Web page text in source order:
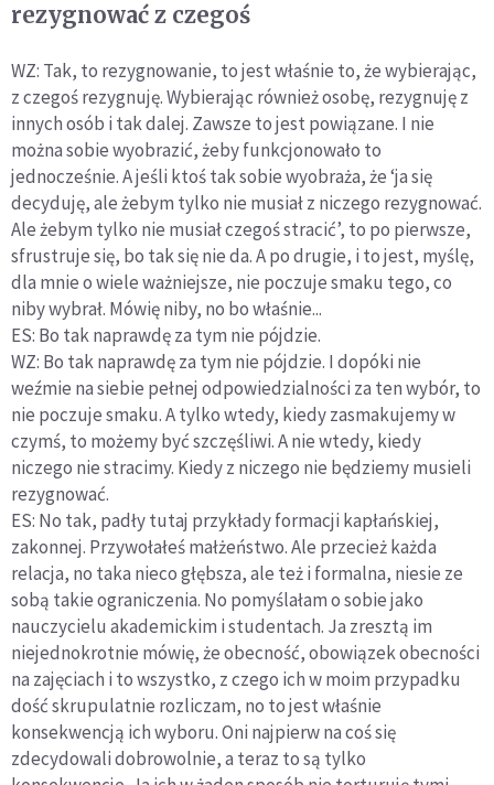
rezygnować z czegoś
WZ: Tak, to rezygnowanie, to jest właśnie to, że wybierając,
z czegoś rezygnuję. Wybierając również osobę, rezygnuję z
innych osób i tak dalej. Zawsze to jest powiązane. I nie
można sobie wyobrazić, żeby funkcjonowało to
jednocześnie. A jeśli ktoś tak sobie wyobraża, że ‘ja się
decyduję, ale żebym tylko nie musiał z niczego rezygnować.
Ale żebym tylko nie musiał czegoś stracić’, to po pierwsze,
sfrustruje się, bo tak się nie da. A po drugie, i to jest, myślę,
dla mnie o wiele ważniejsze, nie poczuje smaku tego, co
niby wybrał. Mówię niby, no bo właśnie...
ES: Bo tak naprawdę za tym nie pójdzie.
WZ: Bo tak naprawdę za tym nie pójdzie. I dopóki nie
weźmie na siebie pełnej odpowiedzialności za ten wybór, to
nie poczuje smaku. A tylko wtedy, kiedy zasmakujemy w
czymś, to możemy być szczęśliwi. A nie wtedy, kiedy
niczego nie stracimy. Kiedy z niczego nie będziemy musieli
rezygnować.
ES: No tak, padły tutaj przykłady formacji kapłańskiej,
zakonnej. Przywołałeś małżeństwo. Ale przecież każda
relacja, no taka nieco głębsza, ale też i formalna, niesie ze
sobą takie ograniczenia. No pomyślałam o sobie jako
nauczycielu akademickim i studentach. Ja zresztą im
niejednokrotnie mówię, że obecność, obowiązek obecności
na zajęciach i to wszystko, z czego ich w moim przypadku
dość skrupulatnie rozliczam, no to jest właśnie
konsekwencją ich wyboru. Oni najpierw na coś się
zdecydowali dobrowolnie, a teraz to są tylko